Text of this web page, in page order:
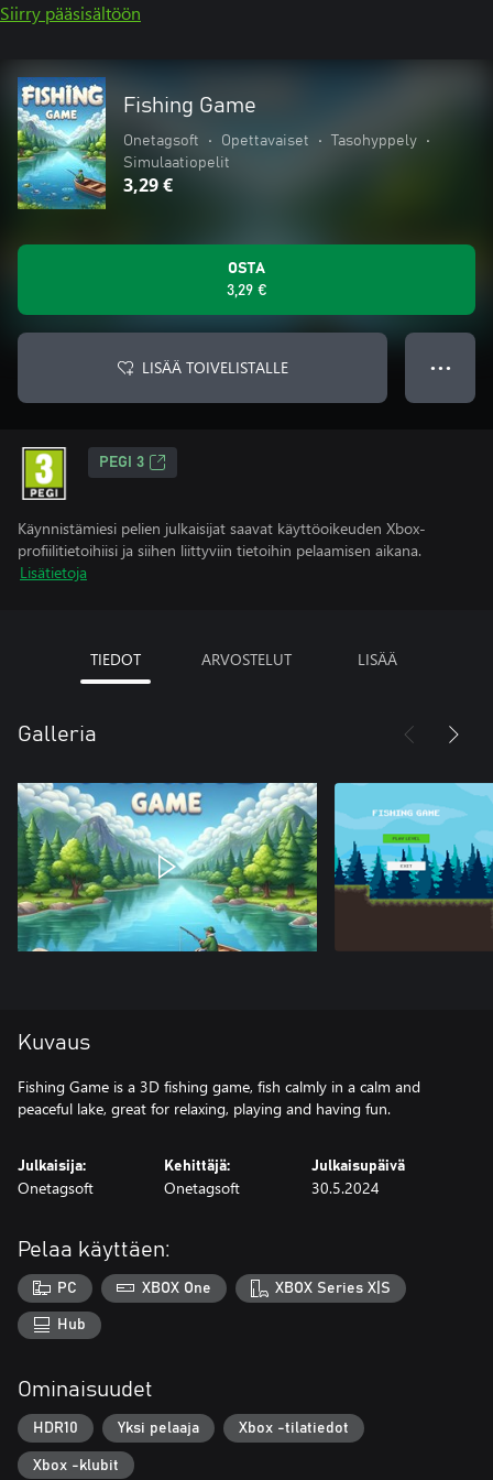
Siirry pääsisältöön
Fishing Game
Onetagsoft • Opettavaiset • Tasohyppely
•
Simulaatiopelit
3,29 €
OSTA
3,29 €
LISÄÄ TOIVELISTALLE ● ● ●
PEGI 3
Käynnistämiesi pelien julkaisijat saavat käyttöoikeuden Xbox-
profiilitietoihiisi ja siihen liittyviin tietoihin pelaamisen aikana.
Lisätietoja
TIEDOT ARVOSTELUT LISÄÄ
Galleria
Kuvaus
Fishing Game is a 3D fishing game, fish calmly in a calm and
peaceful lake, great for relaxing, playing and having fun.
Julkaisija:
Onetagsoft
Kehittäjä:
Onetagsoft
Julkaisupäivä
30.5.2024
Pelaa käyttäen:
PC XBOX One XBOX Series X|S
Hub
Ominaisuudet
HDR10 Yksi pelaaja Xbox -tilatiedot
Xbox -klubit